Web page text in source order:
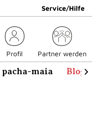
Service/Hilfe
Profil Partner werden
maia Blog